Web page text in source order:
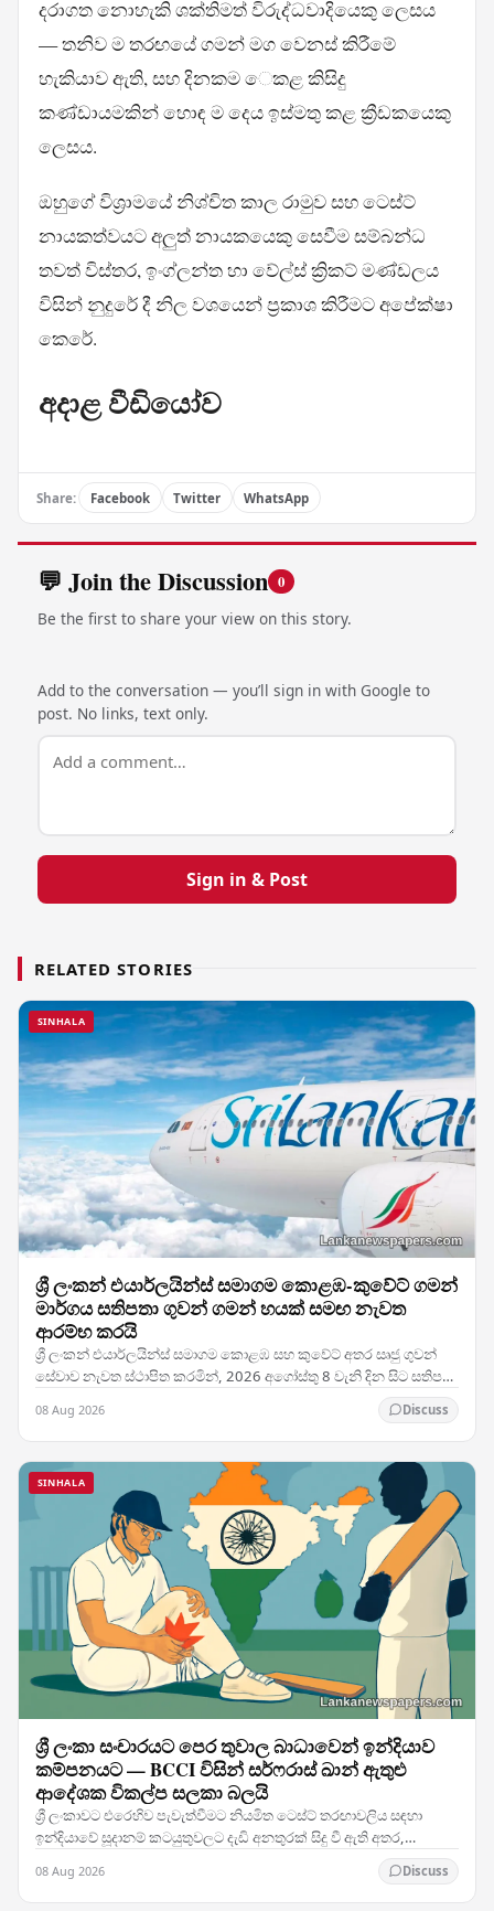
දරාගත නොහැකි ශක්තිමත් විරුද්ධවාදියෙකු ලෙසය
— තනිව ම තරඟයේ ගමන් මග වෙනස් කිරීමේ
හැකියාව ඇති, සහ දිනකම ෙකළ කිසිදු
කණ්ඩායමකින් හොඳ ම දෙය ඉස්මතු කළ ක්‍රීඩකයෙකු
ලෙසය.
ඔහුගේ විශ්‍රාමයේ නිශ්චිත කාල රාමුව සහ ටෙස්ට්
නායකත්වයට අලුත් නායකයෙකු සෙවීම සම්බන්ධ
තවත් විස්තර, ඉංග්ලන්ත හා වේල්ස් ක්‍රිකට් මණ්ඩලය
විසින් නුදුරේ දී නිල වශයෙන් ප්‍රකාශ කිරීමට අපේක්ෂා
කෙරේ.
අදාළ වීඩියෝව
Share: Facebook Twitter WhatsApp
💬 Join the Discussion 0
Be the first to share your view on this story.
Add to the conversation — you’ll sign in with Google to
post. No links, text only.
Sign in & Post
RELATED STORIES
SINHALA
ශ්‍රී ලංකන් එයාර්ලයින්ස් සමාගම කොළඹ-කුවේට් ගමන්
මාර්ගය සතිපතා ගුවන් ගමන් හයක් සමඟ නැවත
ආරම්භ කරයි
ශ්‍රී ලංකන් එයාර්ලයින්ස් සමාගම කොළඹ සහ කුවේට් අතර සෘජු ගුවන්
සේවාව නැවත ස්ථාපිත කරමින්, 2026 අගෝස්තු 8 වැනි දින සිට සතිපතා
08 Aug 2026 Discuss
SINHALA
ශ්‍රී ලංකා සංචාරයට පෙර තුවාල බාධාවෙන් ඉන්දියාව
කම්පනයට — BCCI විසින් සර්ෆරාස් ඛාන් ඇතුළු
ආදේශක විකල්ප සලකා බලයි
ශ්‍රී ලංකාවට එරෙහිව පැවැත්වීමට නියමිත ටෙස්ට් තරඟාවලිය සඳහා
ඉන්දියාවේ සූදානම් කටයුතුවලට දැඩි අනතුරක් සිදු වී ඇති අතර,
08 Aug 2026 Discuss